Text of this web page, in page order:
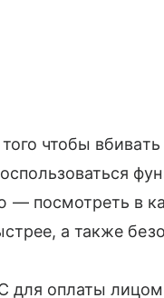
чтобы
посмотреть в
а также
для оплаты лицом